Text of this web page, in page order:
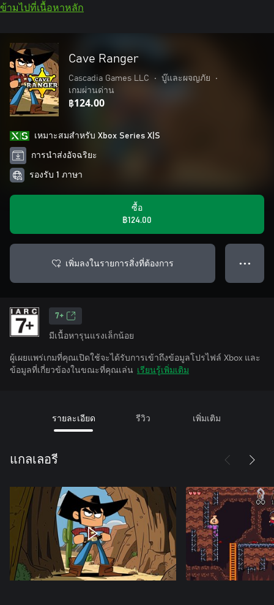
ข้ามไปที่เนื้อหาหลัก
Cave Ranger
Cascadia Games LLC • บู๊และผจญภัย
•
เกมผ่านด่าน
฿124.00
เหมาะสมสําหรับ Xbox Series X|S
การนำส่งอัจฉริยะ
รองรับ 1 ภาษา
ซื้อ
฿124.00
เพิ่มลงในรายการสิ่งที่ต้องการ ● ● ●
7+
มีเนื้อหารุนแรงเล็กน้อย
ผู้เผยแพร่เกมที่คุณเปิดใช้จะได้รับการเข้าถึงข้อมูลโปรไฟล์ Xbox และ
ข้อมูลที่เกี่ยวข้องในขณะที่คุณเล่น เรียนรู้เพิ่มเติม
รายละเอียด รีวิว เพิ่มเติม
แกลเลอรี